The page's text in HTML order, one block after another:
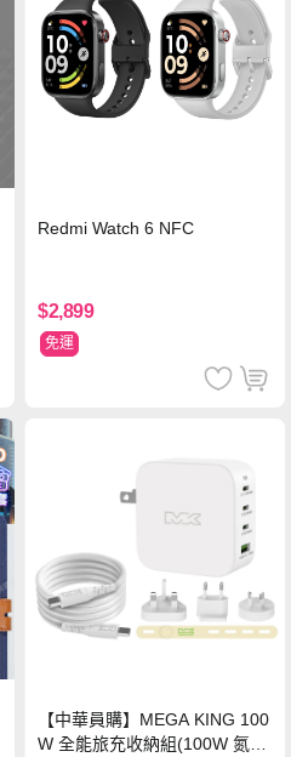
Redmi Watch 6 NFC
$2,899
免運
【中華員購】MEGA KING 100
W 全能旅充收納組(100W 氮化